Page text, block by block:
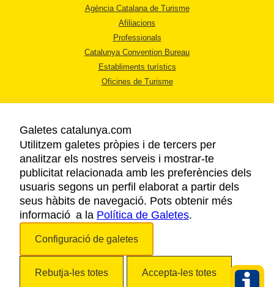
Agència Catalana de Turisme
Afiliacions
Professionals
Catalunya Convention Bureau
Establiments turístics
Oficines de Turisme
AVÍS LEGAL
POLÍTICA DE PRIVACITAT
COOKIES
ACCESSIBILITAT
Galetes catalunya.com
Utilitzem galetes pròpies i de tercers per
analitzar els nostres serveis i mostrar-te
publicitat relacionada amb les preferències dels
usuaris segons un perfil elaborat a partir dels
seus hàbits de navegació. Pots obtenir més
informació a la Política de Galetes.
Configuració de galetes
Rebutja-les totes Accepta-les totes